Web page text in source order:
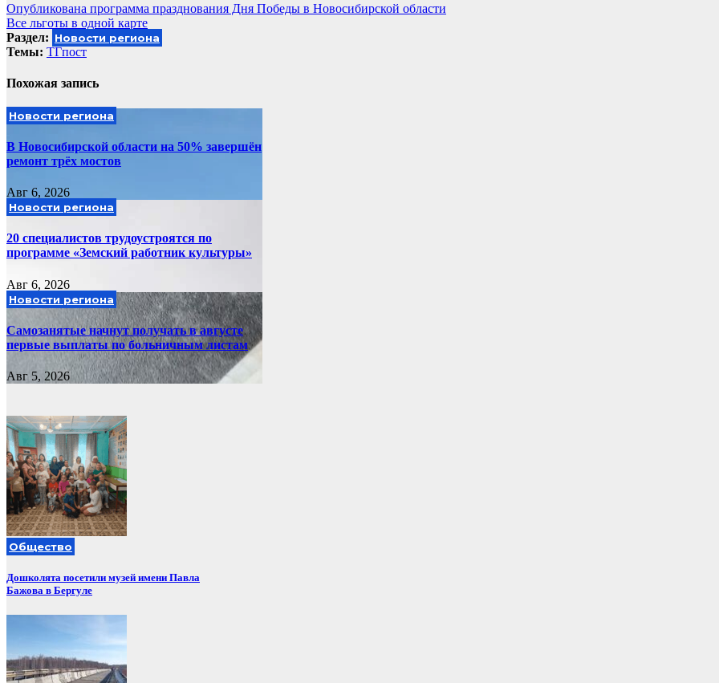
Навигация
по
записям
Опубликована программа празднования Дня Победы в Новосибирской области
Все льготы в одной карте
Раздел: Новости региона
Темы: ТГпост
Похожая запись
Новости региона
В Новосибирской области на 50% завершён
ремонт трёх мостов
Авг 6, 2026
Новости региона
20 специалистов трудоустроятся по
программе «Земский работник культуры»
Авг 6, 2026
Новости региона
Самозанятые начнут получать в августе
первые выплаты по больничным листам
Авг 5, 2026
Общество
Дошколята посетили музей имени Павла
Бажова в Бергуле